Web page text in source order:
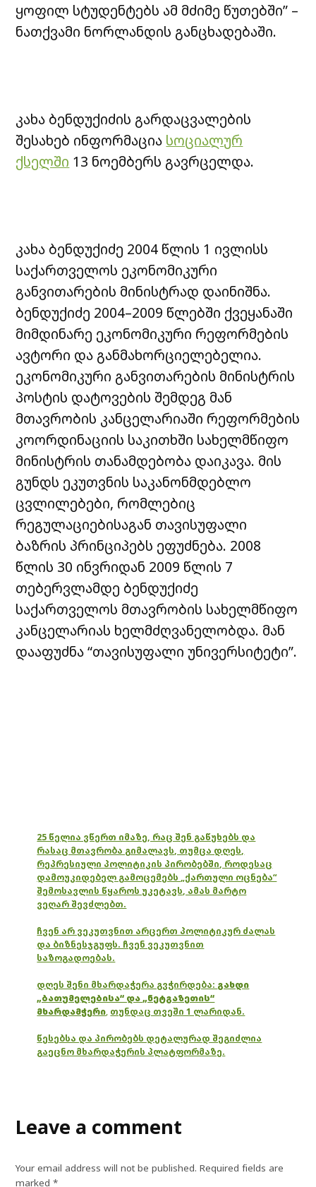
ყოფილ სტუდენტებს ამ მძიმე წუთებში” –
ნათქვამი ნორლანდის განცხადებაში.
კახა ბენდუქიძის გარდაცვალების
შესახებ ინფორმაცია სოციალურ
ქსელში 13 ნოემბერს გავრცელდა.
კახა ბენდუქიძე 2004 წლის 1 ივლისს
საქართველოს ეკონომიკური
განვითარების მინისტრად დაინიშნა.
ბენდუქიძე 2004–2009 წლებში ქვეყანაში
მიმდინარე ეკონომიკური რეფორმების
ავტორი და განმახორციელებელია.
ეკონომიკური განვითარების მინისტრის
პოსტის დატოვების შემდეგ მან
მთავრობის კანცელარიაში რეფორმების
კოორდინაციის საკითხში სახელმწიფო
მინისტრის თანამდებობა დაიკავა. მის
გუნდს ეკუთვნის საკანონმდებლო
ცვლილებები, რომლებიც
რეგულაციებისაგან თავისუფალი
ბაზრის პრინციპებს ეფუძნება. 2008
წლის 30 ინვრიდან 2009 წლის 7
თებერვლამდე ბენდუქიძე
საქართველოს მთავრობის სახელმწიფო
კანცელარიას ხელმძღვანელობდა. მან
დააფუძნა “თავისუფალი უნივერსიტეტი”.
25 წელია ვწერთ იმაზე, რაც შენ გაწუხებს და
რასაც მთავრობა გიმალავს, თუმცა დღეს,
რეპრესიული პოლიტიკის პირობებში, როდესაც
დამოუკიდებელ გამოცემებს „ქართული ოცნება“
შემოსავლის წყაროს უკეტავს, ამას მარტო
ვეღარ შევძლებთ.
ჩვენ არ ვეკუთვნით არცერთ პოლიტიკურ ძალას
და ბიზნესჯგუფს. ჩვენ ვეკუთვნით
საზოგადოებას.
დღეს შენი მხარდაჭერა გვჭირდება: გახდი
„ბათუმელებისა“ და „ნეტგაზეთის“
მხარდამჭერი, თუნდაც თვეში 1 ლარიდან.
წესებსა და პირობებს დეტალურად შეგიძლია
გაეცნო მხარდაჭერის პლატფორმაზე.
Leave a comment
Your email address will not be published. Required fields are
marked*